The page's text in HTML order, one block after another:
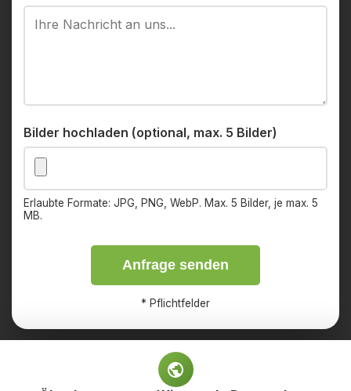
Bilder hochladen (optional, max. 5 Bilder)
Erlaubte Formate: JPG, PNG, WebP. Max. 5 Bilder, je max. 5
MB.
Anfrage senden
* Pflichtfelder